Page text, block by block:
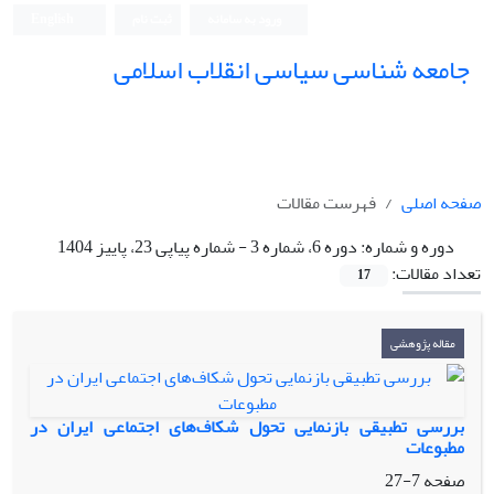
جامعه شناسی سیاسی انقلاب اسلامی
صفحه اصلی
فهرست مقالات
دوره و شماره:دوره 6، شماره 3 - شماره پیاپی 23، پاییز 1404
تعداد مقالات:
17
مقاله پژوهشی
بررسی تطبیقی بازنمایی تحول شکاف‌های اجتماعی ایران در
مطبوعات
صفحه7-27